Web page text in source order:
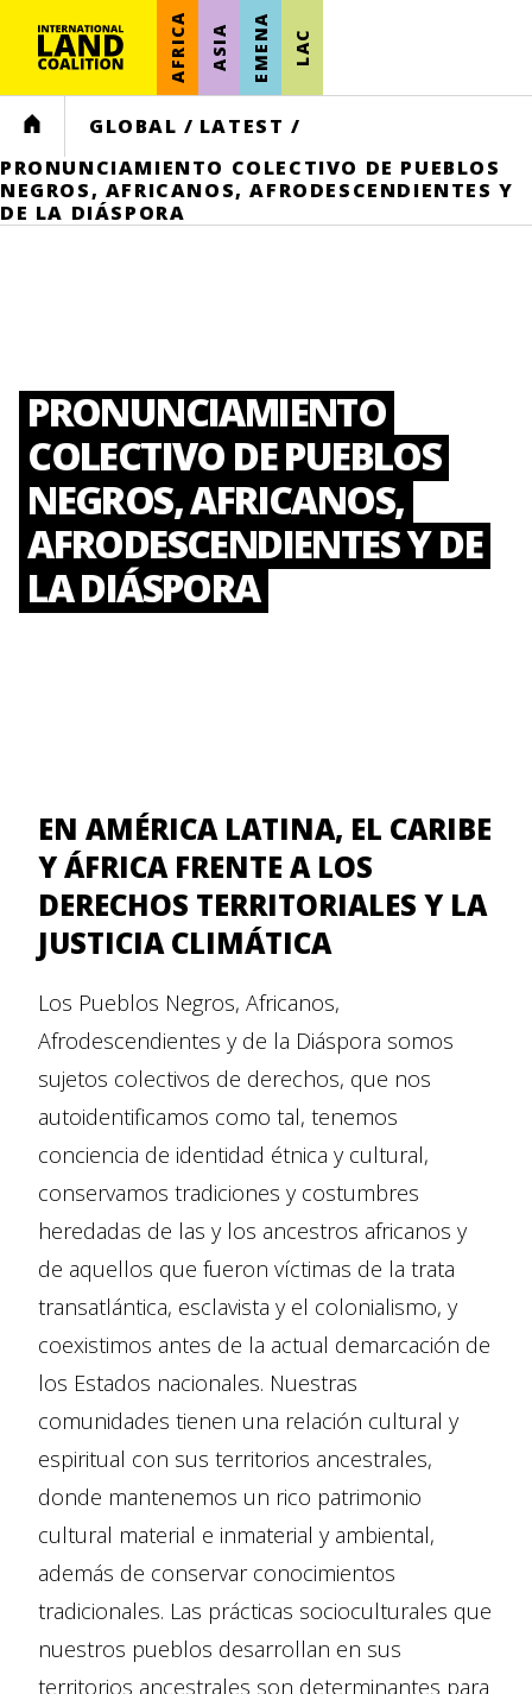
AFRICA ASIA EMENA LAC
HOME GLOBAL / LATEST /
PRONUNCIAMIENTO COLECTIVO DE PUEBLOS
NEGROS, AFRICANOS, AFRODESCENDIENTES Y
DE LA DIÁSPORA
PRONUNCIAMIENTO
COLECTIVO DE PUEBLOS
NEGROS, AFRICANOS,
AFRODESCENDIENTES Y DE
LA DIÁSPORA
EN AMÉRICA LATINA, EL CARIBE
Y ÁFRICA FRENTE A LOS
DERECHOS TERRITORIALES Y LA
JUSTICIA CLIMÁTICA
Los Pueblos Negros, Africanos,
Afrodescendientes y de la Diáspora somos
sujetos colectivos de derechos, que nos
autoidentificamos como tal, tenemos
conciencia de identidad étnica y cultural,
conservamos tradiciones y costumbres
heredadas de las y los ancestros africanos y
de aquellos que fueron víctimas de la trata
transatlántica, esclavista y el colonialismo, y
coexistimos antes de la actual demarcación de
los Estados nacionales. Nuestras
comunidades tienen una relación cultural y
espiritual con sus territorios ancestrales,
donde mantenemos un rico patrimonio
cultural material e inmaterial y ambiental,
además de conservar conocimientos
tradicionales. Las prácticas socioculturales que
nuestros pueblos desarrollan en sus
territorios ancestrales son determinantes para